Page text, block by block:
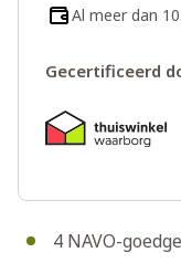
4 NAVO-
Al meer dan
Gecertificeerd